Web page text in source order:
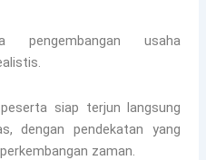
pengembangan usaha
siap terjun langsung
dengan pendekatan yang
zaman.